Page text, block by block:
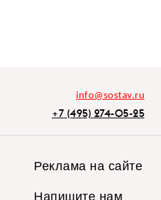
info@sostav.ru
+7 (495) 274-05-25
Реклама на сайте
Напишите нам